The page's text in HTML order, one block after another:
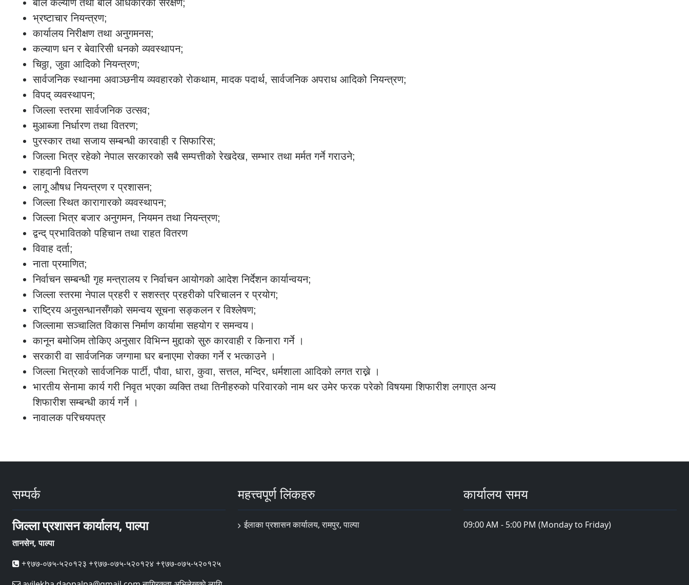
बाल कल्याण तथा बाल अधिकारको संरक्षण;
भ्रष्टाचार नियन्त्रण;
कार्यालय निरीक्षण तथा अनुगमनस;
कल्याण धन र बेवारिसी धनको व्यवस्थापन;
चिठ्ठा, जुवा आदिको नियन्त्रण;
सार्वजनिक स्थानमा अवाञ्छनीय व्यवहारको रोकथाम, मादक पदार्थ, सार्वजनिक अपराध आदिको नियन्त्रण;
विपद् व्यवस्थापन;
जिल्ला स्तरमा सार्वजनिक उत्सव;
मुआब्जा निर्धारण तथा वितरण;
पुरस्कार तथा सजाय सम्बन्धी कारवाही र सिफारिस;
जिल्ला भित्र रहेको नेपाल सरकारको सबै सम्पत्तीको रेखदेख, सम्भार तथा मर्मत गर्ने गराउने;
राहदानी वितरण
लागू औषध नियन्त्रण र प्रशासन;
जिल्ला स्थित कारागारको व्यवस्थापन;
जिल्ला भित्र बजार अनुगमन, नियमन तथा नियन्त्रण;
द्वन्द् प्रभावितको पहिचान तथा राहत वितरण
विवाह दर्ता;
नाता प्रमाणित;
निर्वाचन सम्बन्धी गृह मन्त्रालय र निर्वाचन आयोगको आदेश निर्देशन कार्यान्वयन;
जिल्ला स्तरमा नेपाल प्रहरी र सशस्त्र प्रहरीको परिचालन र प्रयोग;
राष्ट्रिय अनुसन्धानसँगको समन्वय सूचना सङ्कलन र विश्लेषण;
जिल्लामा सञ्चालित विकास निर्माण कार्यामा सहयोग र समन्वय।
कानून बमोजिम तोकिए अनुसार विभिन्न मुद्दाको सुरु कारवाही र किनारा गर्ने ।
सरकारी वा सार्वजनिक जग्गामा घर बनाएमा रोक्का गर्ने र भत्काउने ।
जिल्ला भित्रको सार्वजनिक पार्टी, पौवा, धारा, कुवा, सत्तल, मन्दिर, धर्मशाला आदिको लगत राख्ने ।
भारतीय सेनामा कार्य गरी निवृत भएका व्यक्ति तथा तिनीहरुको परिवारको नाम थर उमेर फरक परेको विषयमा शिफारीश लगाएत अन्य
शिफारीश सम्बन्धी कार्य गर्ने ।
नावालक परिचयपत्र
सम्पर्क
जिल्ला प्रशासन कार्यालय, पाल्पा
तानसेन, पाल्पा
+९७७-०७५-५२०१२३ +९७७-०७५-५२०१२४ +९७७-०७५-५२०१२५
महत्त्वपूर्ण लिंकहरु
ईलाका प्रशासन कार्यालय, रामपुर, पाल्पा
कार्यालय समय
09:00 AM - 5:00 PM (Monday to Friday)